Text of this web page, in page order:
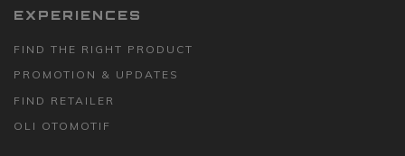
EXPERIENCES
FIND THE RIGHT PRODUCT
PROMOTION & UPDATES
FIND RETAILER
OLI OTOMOTIF